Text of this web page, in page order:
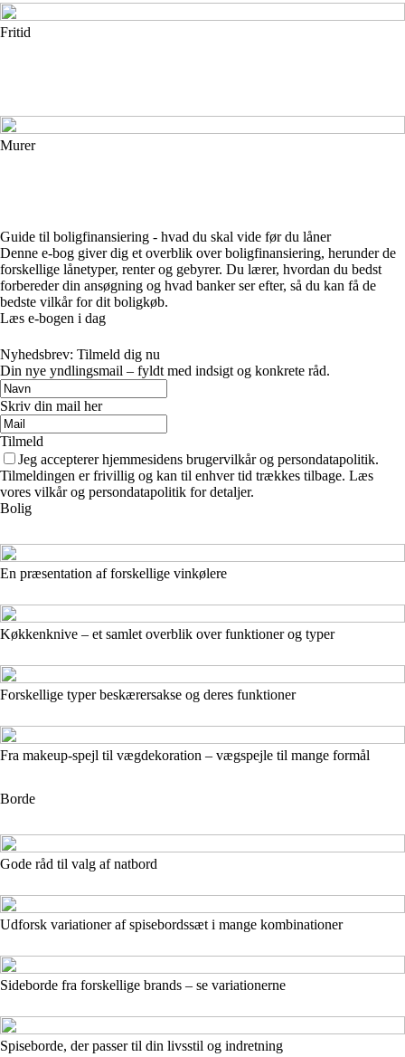
Fritid
Murer
Guide til boligfinansiering - hvad du skal vide før du låner
Denne e-bog giver dig et overblik over boligfinansiering, herunder de
forskellige lånetyper, renter og gebyrer. Du lærer, hvordan du bedst
forbereder din ansøgning og hvad banker ser efter, så du kan få de
bedste vilkår for dit boligkøb.
Læs e-bogen i dag
Nyhedsbrev: Tilmeld dig nu
Din nye yndlingsmail – fyldt med indsigt og konkrete råd.
Skriv din mail her
Tilmeld
Jeg accepterer hjemmesidens brugervilkår og persondatapolitik.
Tilmeldingen er frivillig og kan til enhver tid trækkes tilbage. Læs
vores vilkår og persondatapolitik for detaljer.
Bolig
En præsentation af forskellige vinkølere
Køkkenknive – et samlet overblik over funktioner og typer
Forskellige typer beskærersakse og deres funktioner
Fra makeup-spejl til vægdekoration – vægspejle til mange formål
Borde
Gode råd til valg af natbord
Udforsk variationer af spisebordssæt i mange kombinationer
Sideborde fra forskellige brands – se variationerne
Spiseborde, der passer til din livsstil og indretning